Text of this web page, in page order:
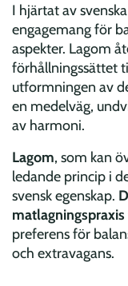
I hjärtat av
engagemang för
aspekter. Lagom
förhållningssättet
utformningen av
en medelväg,
av harmoni.
Lagom, som kan
ledande princip i
svensk egenskap.
preferens för
och extravagans.